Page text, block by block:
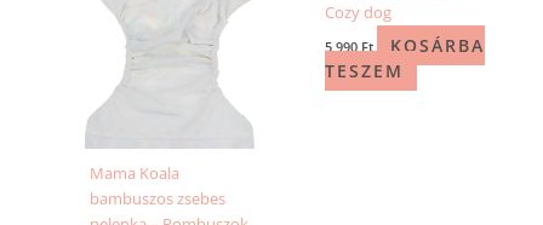
Mama Koala
bambuszos zsebes
Cozy dog
5 990 Ft
KOSÁRBA
TESZEM